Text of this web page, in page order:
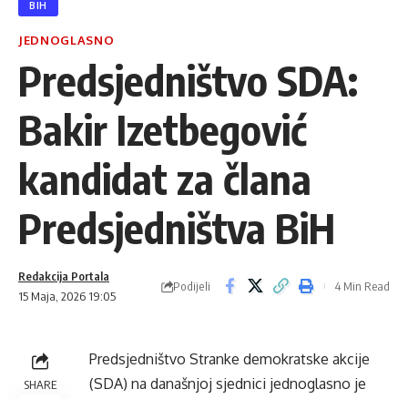
BIH
JEDNOGLASNO
Predsjedništvo SDA:
Bakir Izetbegović
kandidat za člana
Predsjedništva BiH
15 Maja, 2026 19:05
Redakcija Portala
Podijeli 4 Min Read
SHARE
Predsjedništvo Stranke demokratske akcije
(SDA) na današnjoj sjednici jednoglasno je